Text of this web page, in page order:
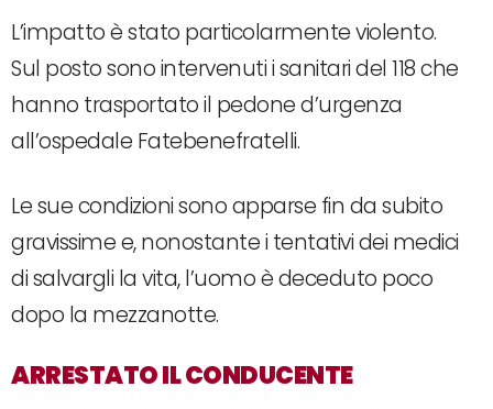
L’impatto è stato particolarmente violento.
Sul posto sono intervenuti i sanitari del 118 che
hanno trasportato il pedone d’urgenza
all’ospedale Fatebenefratelli.
Le sue condizioni sono apparse fin da subito
gravissime e, nonostante i tentativi dei medici
di salvargli la vita, l’uomo è deceduto poco
dopo la mezzanotte.
ARRESTATO IL CONDUCENTE